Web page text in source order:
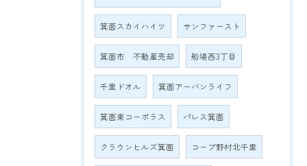
箕面スカイハイツ サンファースト
箕面市 不動産売却 船場西3丁目
千里ドオル 箕面アーバンライフ
箕面東コーポラス パレス箕面
クラウンヒルズ箕面 コープ野村北千里